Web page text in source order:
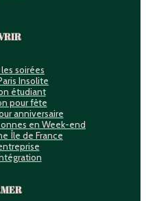
soirées
Insolite
étudiant
pour fête
anniversaire
en Week-end
Île de France